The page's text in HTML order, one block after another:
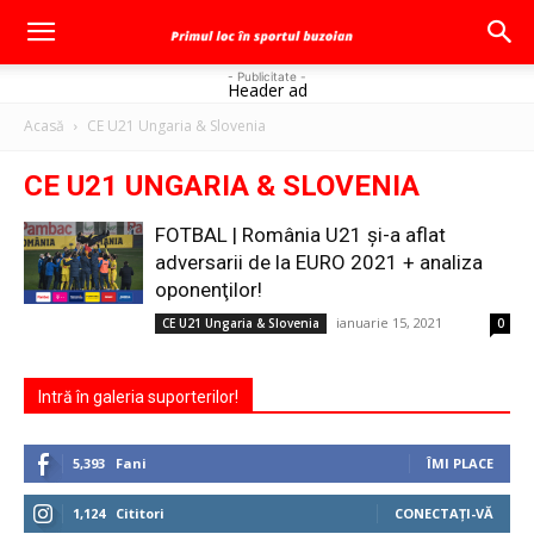
- Publicitate -
Header ad
Acasă CE U21 Ungaria & Slovenia
CE U21 UNGARIA & SLOVENIA
FOTBAL | România U21 și-a aflat
adversarii de la EURO 2021 + analiza
oponenţilor!
CE U21 Ungaria & Slovenia ianuarie 15, 2021 0
Intră în galeria suporterilor!
5,393 Fani ÎMI PLACE
1,124 Cititori CONECTAȚI-VĂ